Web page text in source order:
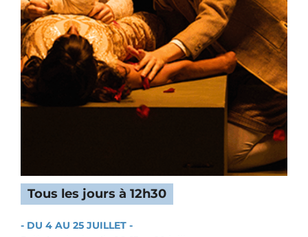
Tous les jours à 12h30
- DU 4 AU 25 JUILLET -